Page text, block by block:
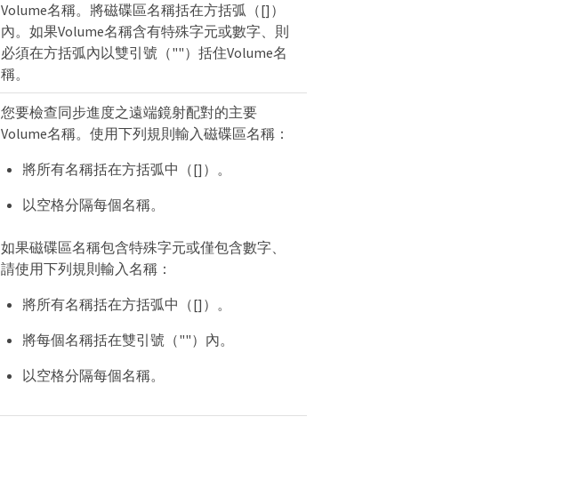
Volume名稱。將磁碟區名稱括在方括弧（[]）
內。如果Volume名稱含有特殊字元或數字、則
必須在方括弧內以雙引號（""）括住Volume名
稱。
您要檢查同步進度之遠端鏡射配對的主要
Volume名稱。使用下列規則輸入磁碟區名稱：
將所有名稱括在方括弧中（[]）。
以空格分隔每個名稱。
如果磁碟區名稱包含特殊字元或僅包含數字、
請使用下列規則輸入名稱：
將所有名稱括在方括弧中（[]）。
將每個名稱括在雙引號（""）內。
以空格分隔每個名稱。